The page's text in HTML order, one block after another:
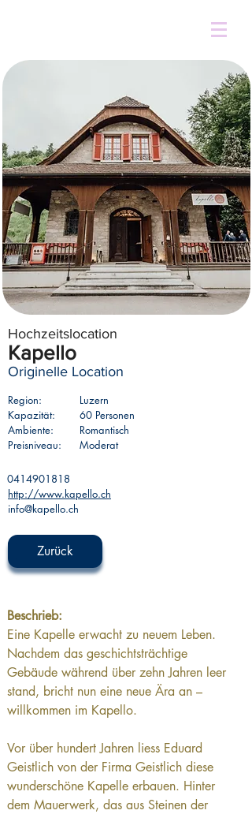
Hochzeitslocation
Kapello
Originelle Location
Region:
Luzern
Kapazität:
60 Personen
Ambiente:
Romantisch
Preisniveau:
Moderat
0414901818
http://www.kapello.ch
info@kapello.ch
Zurück
Beschrieb:
Eine Kapelle erwacht zu neuem Leben.
Nachdem das geschichtsträchtige
Gebäude während über zehn Jahren leer
stand, bricht nun eine neue Ära an –
willkommen im Kapello.
Vor über hundert Jahren liess Eduard
Geistlich von der Firma Geistlich diese
wunderschöne Kapelle erbauen. Hinter
dem Mauerwerk, das aus Steinen der